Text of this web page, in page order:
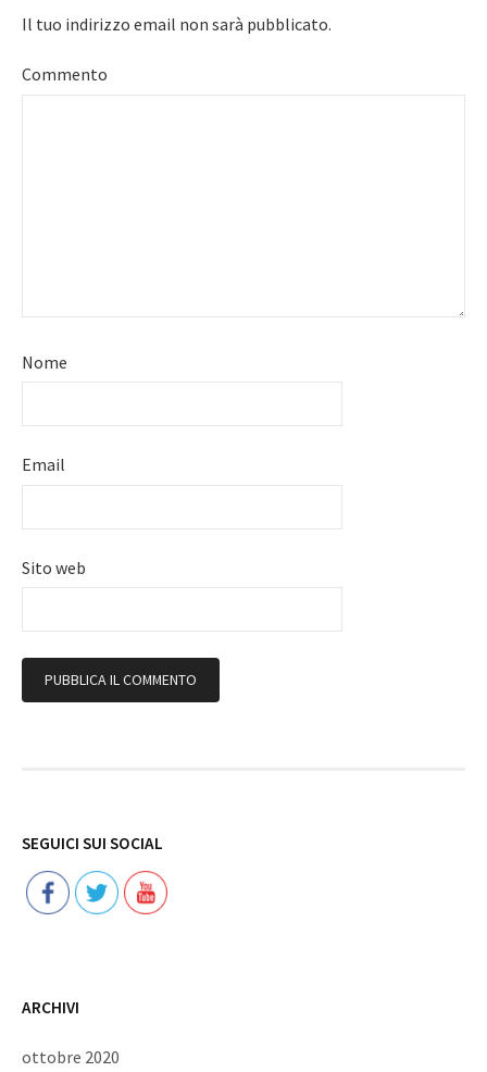
Il tuo indirizzo email non sarà pubblicato.
Commento
Nome
Email
Sito web
SEGUICI SUI SOCIAL
ARCHIVI
ottobre 2020